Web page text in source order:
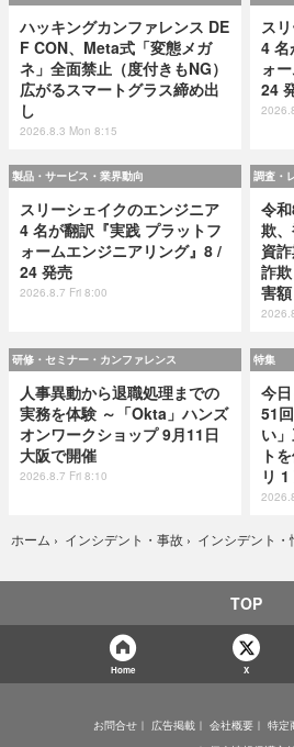
ハッキングカンファレンス DE
F CON、Meta式「変態メガ
ネ」全面禁止（度付きもNG）
広がるスマートグラス締め出
し
2026.8.3 Mon 8:15
ス
4 名
ォ
24
製品・サービス・業界動向
スリーシェイクのエンジニア
4 名が翻訳『実践 プラットフ
ォームエンジニアリング』8 /
24 発売
2026.8.7 Fri 8:00
調査・
令
欺
資
詐
害額
研修・セミナー・カンファレンス
人事異動から退職処理までの
実務を体験 ～「Okta」ハンズ
オンワークショップ 9月11日
大阪で開催
2026.8.7 Fri 8:10
特集
今
51
い
ト
リ
ホーム › インシデント・事故 › インシデント・
TOP
Home X
お問合せ 広告掲載 会社概要
特定